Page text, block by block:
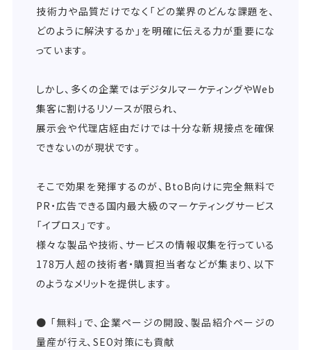
技術力や品質だけでなく「どの業界のどんな課題を、
どのように解決するか」を明確に伝える力が重要にな
っています。
しかし、多くの企業ではデジタルマーケティングやWeb
集客に割けるリソースが限られ、
展示会や代理店経由だけでは十分な新規接点を確保
できないのが現状です。
そこで効果を発揮するのが、BtoB向けに完全無料で
PR・広告できる国内最大級のマーケティングサービス
「イプロス」です。
様々な製品や技術、サービスの情報収集を行っている
178万人超の技術者・購買担当者などが集まり、以下
のようなメリットを提供します。
● 「無料」で、企業ページの開設、製品紹介ページの
量産が行え、SEO対策にも貢献